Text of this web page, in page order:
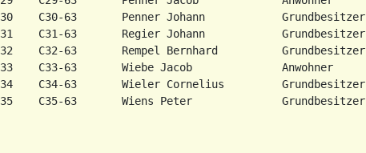
30    C30-63       Penner Johann            Grundbesitzer
31    C31-63       Regier Johann            Grundbesitzer
32    C32-63       Rempel Bernhard          Grundbesitzer
33    C33-63       Wiebe Jacob              Anwohner
34    C34-63       Wieler Cornelius         Grundbesitzer